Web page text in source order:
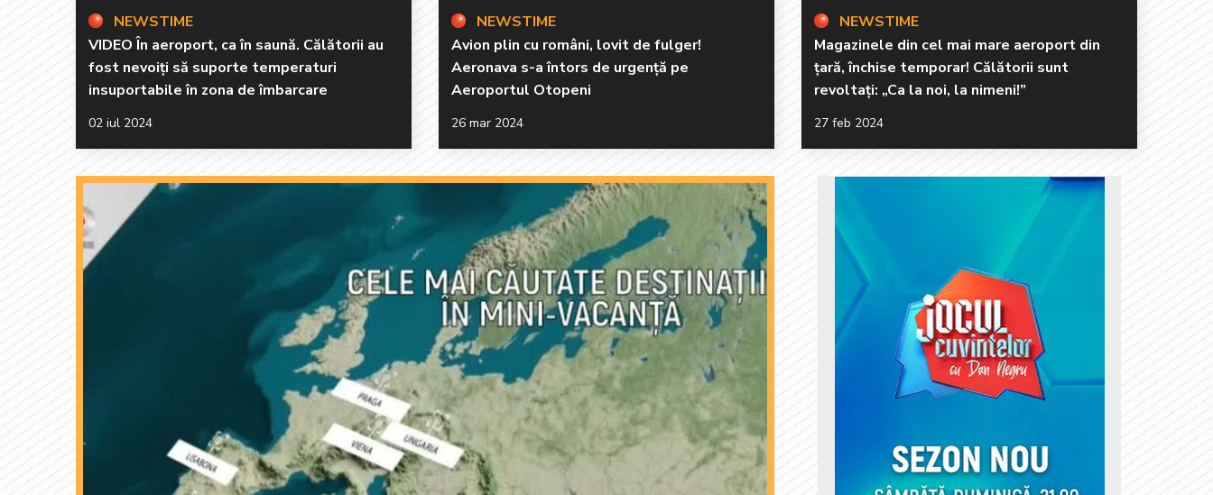
NEWSTIME
VIDEO În aeroport, ca în saună. Călătorii au
fost nevoiți să suporte temperaturi
insuportabile în zona de îmbarcare
02 iul 2024
NEWSTIME
Avion plin cu români, lovit de fulger!
Aeronava s-a întors de urgență pe
Aeroportul Otopeni
26 mar 2024
NEWSTIME
Magazinele din cel mai mare aeroport din
țară, închise temporar! Călătorii sunt
revoltați: „Ca la noi, la nimeni!”
27 feb 2024